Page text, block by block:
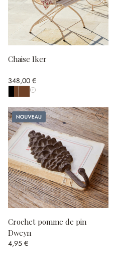
Chaise Iker
348,00 €
Afficher toutes les couleurs
Nouveau
Crochet pomme de pin
Dweyn
4,95 €